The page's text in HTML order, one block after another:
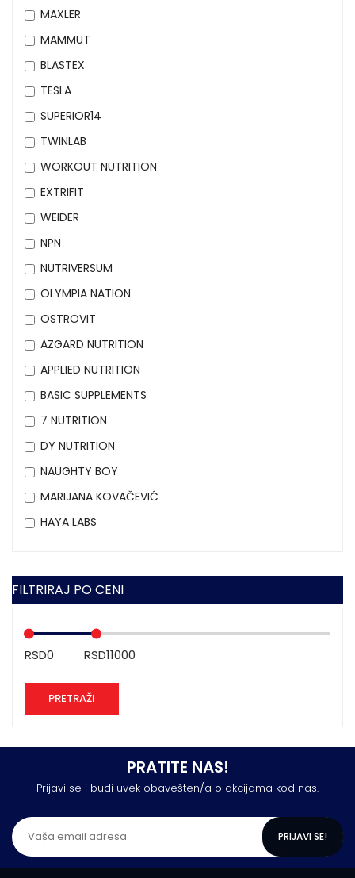
MAXLER
MAMMUT
BLASTEX
TESLA
SUPERIOR14
TWINLAB
WORKOUT NUTRITION
EXTRIFIT
WEIDER
NPN
NUTRIVERSUM
OLYMPIA NATION
OSTROVIT
AZGARD NUTRITION
APPLIED NUTRITION
BASIC SUPPLEMENTS
7 NUTRITION
DY NUTRITION
NAUGHTY BOY
MARIJANA KOVAČEVIĆ
HAYA LABS
FILTRIRAJ PO CENI
PRETRAŽI
PRATITE NAS!
Prijavi se i budi uvek obavešten/a o akcijama kod nas.
PRIJAVI SE!